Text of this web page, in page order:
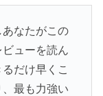
なたがこの
ューを読ん
だけ早くこ
最も力強い